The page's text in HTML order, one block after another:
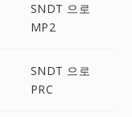
SNDT 으로
MP2
SNDT 으로
PRC